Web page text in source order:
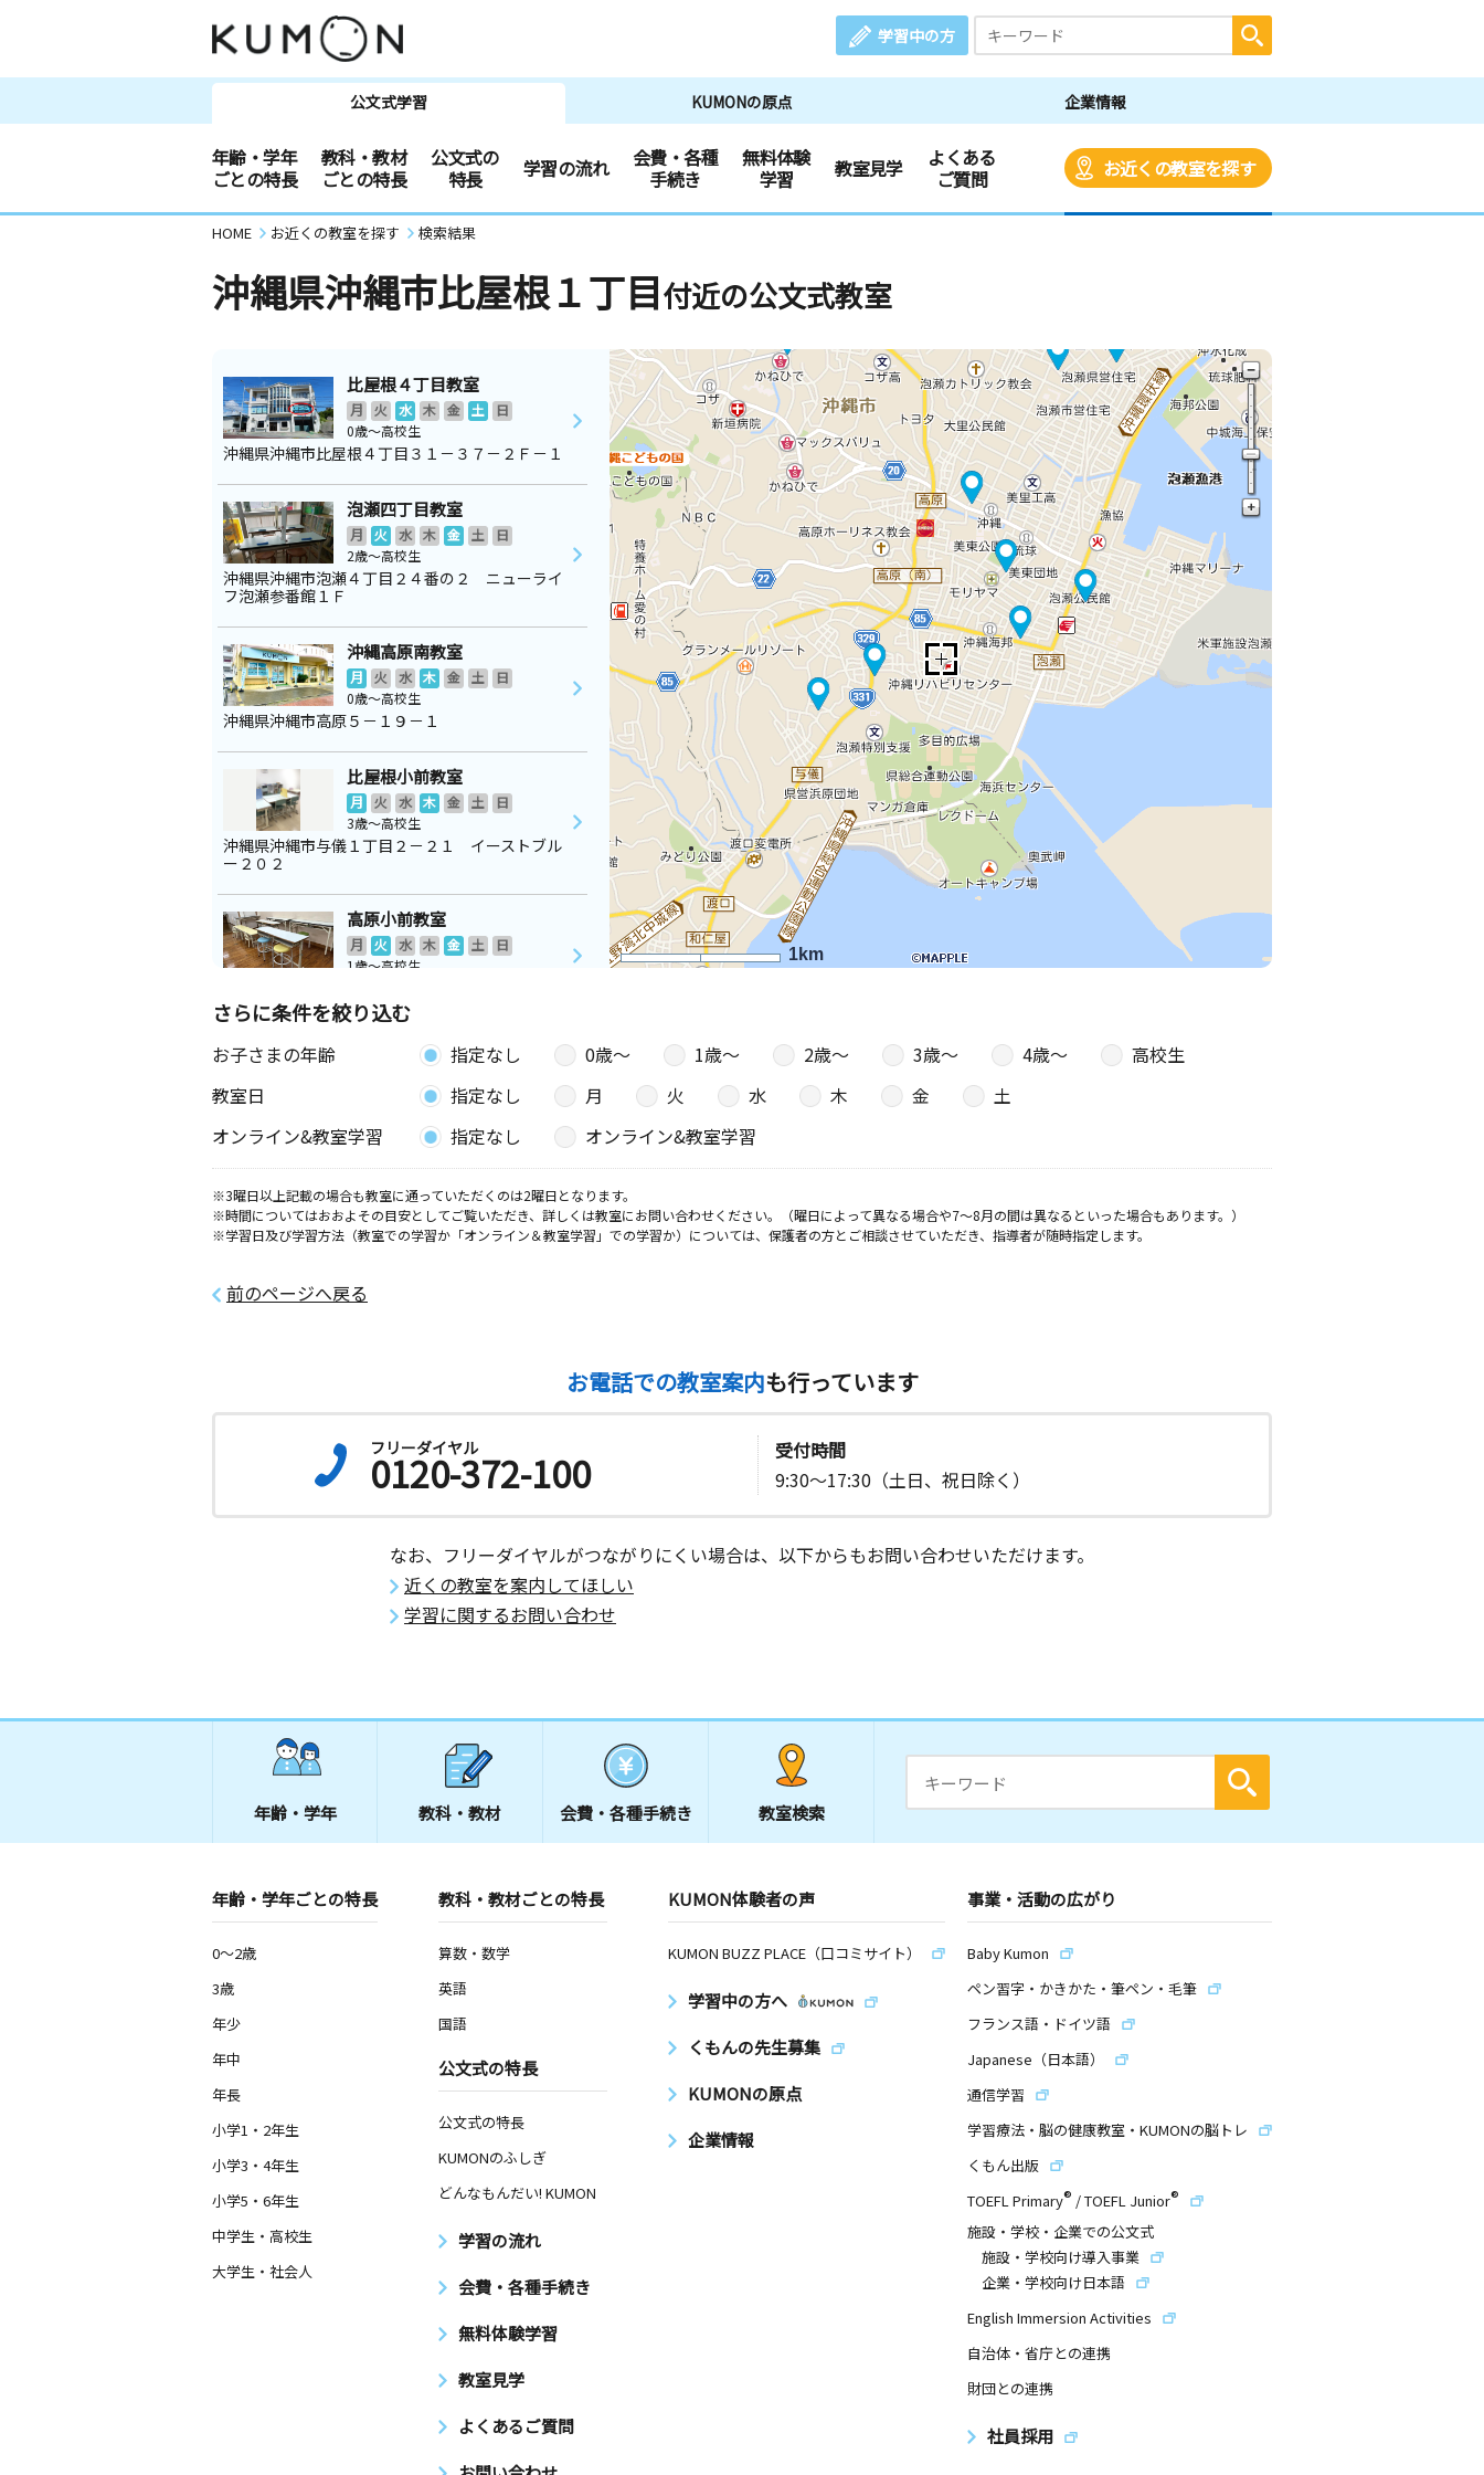
学習中の方
公文式学習 KUMONの原点 企業情報
年齢・学年
ごとの特長
教科・教材
ごとの特長
公文式の
特長
学習の流れ
会費・各種
手続き
無料体験
学習
教室見学
よくある
ご質問
お近くの教室を探す
HOME お近くの教室を探す 検索結果
沖縄県沖縄市比屋根１丁目付近の公文式教室
1km
比屋根４丁目教室
月 火 水 木 金 土
日
0歳～高校生
沖縄県沖縄市比屋根４丁目３１－３７－２Ｆ－１
泡瀬四丁目教室
月 火 水 木 金 土
日
2歳～高校生
沖縄県沖縄市泡瀬４丁目２４番の２ ニューライ
フ泡瀬参番館１Ｆ
沖縄高原南教室
月 火 水 木 金 土
日
0歳～高校生
沖縄県沖縄市高原５－１９－１
比屋根小前教室
月 火 水 木 金 土
日
3歳～高校生
沖縄県沖縄市与儀１丁目２－２１ イーストブル
ー２０２
高原小前教室
月 火 水 木 金 土
日
1歳～高校生
泡瀬小前教室
木 金 土 日
3歳～高校生
沖縄県沖縄市泡瀬２丁目３－２６
美東小前教室
月 火 水 木 金 土
日
0歳～高校生
沖縄県沖縄市桃原３１０－４ 東部ハイツⅡ１Ｆ
沖縄照屋教室
沖縄古謝教室
火 水 木 金 土 日
3歳～高校生
２号
さらに条件を絞り込む
お子さまの年齢 指定なし 0歳〜 1歳〜 2歳〜 3歳〜 4歳〜
高校生
教室日
指定なし 月 火 水 木 金
土
オンライン&教室学習
指定なし オンライン&教室学習
※3曜日以上記載の場合も教室に通っていただくのは2曜日となります。
※時間についてはおおよその目安としてご覧いただき、詳しくは教室にお問い合わせください。（曜日によって異なる場合や7～8月の間は異なるといった場合もあります。）
※学習日及び学習方法（教室での学習か「オンライン＆教室学習」での学習か）については、保護者の方とご相談させていただき、指導者が随時指定します。
前のページへ戻る
お電話での教室案内も行っています
フリーダイヤル
0120-372-100
受付時間
9:30～17:30（土日、祝日除く）
なお、フリーダイヤルがつながりにくい場合は、以下からもお問い合わせいただけます。
近くの教室を案内してほしい
学習に関するお問い合わせ
年齢・学年 教科・教材 会費・ 各種手続き 教室検索
年齢・学年ごとの特長
0～2歳
3歳
年少
年中
年長
小学1・2年生
小学3・4年生
小学5・6年生
中学生・高校生
大学生・社会人
教科・教材ごとの特長
算数・数学
英語
国語
公文式の特長
公文式の特長
KUMONのふしぎ
どんなもんだい! KUMON
学習の流れ
会費・各種手続き
無料体験学習
教室見学
よくあるご質問
KUMON体験者の声
KUMON BUZZ PLACE（口コミサイト）
学習中の方へ
くもんの先生募集
KUMONの原点
企業情報
事業・活動の広がり
Baby Kumon
ペン習字・かきかた・筆ペン・毛筆
フランス語・ドイツ語
Japanese（日本語）
通信学習
学習療法・脳の健康教室・KUMONの脳トレ
くもん出版
TOEFL Primary® /TOEFL Junior®
施設・学校・企業での公文式
施設・学校向け導入事業
企業・学校向け日本語
English Immersion Activities
自治体・省庁との連携
財団との連携
社員採用